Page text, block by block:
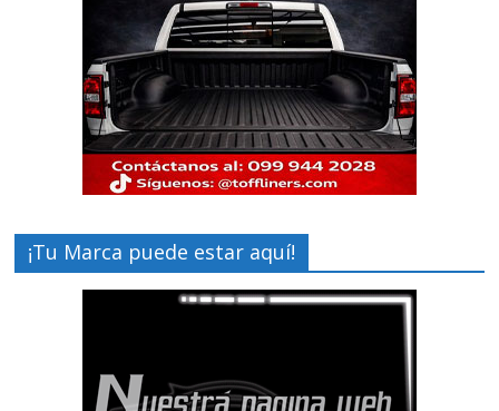
¡Tu Marca puede estar aquí!